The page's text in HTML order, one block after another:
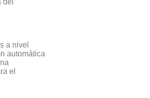
a nivel
automática
el